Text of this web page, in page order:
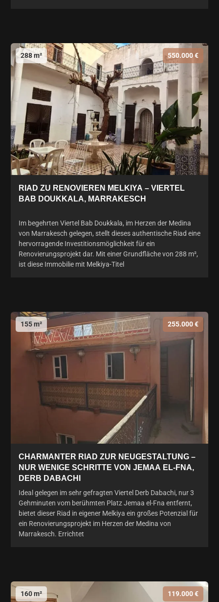
288 m² 550.000 €
RIAD ZU RENOVIEREN MELKIYA – VIERTEL
BAB DOUKKALA, MARRAKESCH
Im begehrten Viertel Bab Doukkala, im Herzen der Medina
von Marrakesch gelegen, stellt dieses authentische Riad eine
hervorragende Investitionsmöglichkeit für ein
Renovierungsprojekt dar. Mit einer Grundfläche von 288 m²,
ist diese Immobilie mit Melkiya-Titel
155 m² 255.000 €
CHARMANTER RIAD ZUR NEUGESTALTUNG –
NUR WENIGE SCHRITTE VON JEMAA EL-FNA,
DERB DABACHI
Ideal gelegen im sehr gefragten Viertel Derb Dabachi, nur 3
Gehminuten vom berühmten Platz Jemaa el-Fna entfernt,
bietet dieser Riad in eigener Melkiya ein großes Potenzial für
ein Renovierungsprojekt im Herzen der Medina von
Marrakesch. Errichtet
160 m² 119.000 €